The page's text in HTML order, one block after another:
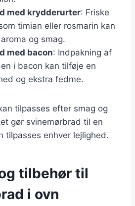
med krydderurter: Friske
timian eller rosmarin kan
og smag.
med bacon: Indpakning af
i bacon kan tilføje en
og ekstra fedme.
tilpasses efter smag og
gør svinemørbrad til en
tilpasses enhver lejlighed.
tilbehør til
i ovn